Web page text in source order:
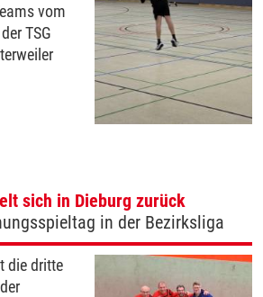
vom
TSG
sich in Dieburg zurück
in der Bezirksliga
die dritte